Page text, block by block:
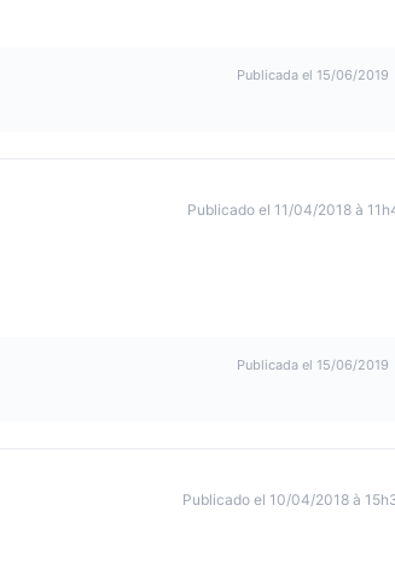
Publicada el 15/06/2019
Publicado el 11/04/2018 à
Publicada el 15/06/2019
Publicado el 10/04/2018 à